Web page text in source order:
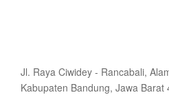
Jl. Raya Ciwidey - Rancabali,
Kabupaten Bandung, Jawa Barat